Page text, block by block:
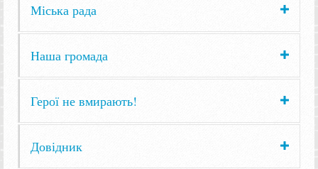
Міська рада
Наша громада
Герої не вмирають!
Довідник